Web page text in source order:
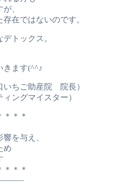
、
在ではないのです。
トックス。
きます(^^♪
いちご助産院 院長）
ングマイスター）
＊＊＊
を与え、
め
＊＊＊